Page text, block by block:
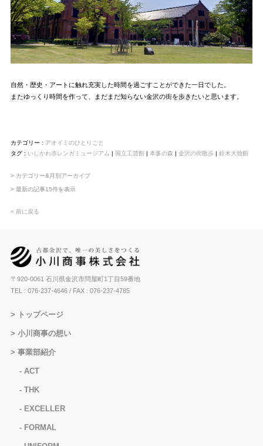
自然・歴史・アートに触れ充実した時間を過ごすことができた一日でした。
またゆっくり時間を作って、まだまだ知らない金沢の街を歩きたいと思います。
カテゴリー : アオイミのひとりごと
タグ : いしかわ赤レンガミュージアム | 国立工芸館| 本多の森 | 金沢の街散歩 | 鈴木大拙館
> カテゴリー&月別アーカイブ
> 最新の記事15件を表示
< 前に戻る
〒920-0061 石川県金沢市問屋町1丁目59番地
TEL : 076-237-4646/ FAX : 076-237-4785
トップページ
小川商事の想い
事業部紹介
ACT
THK
EXCELLER
FORMAL